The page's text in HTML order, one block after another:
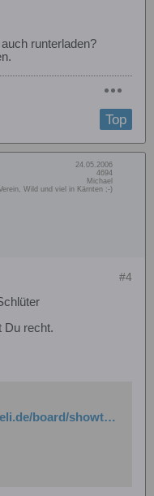
runterladen?
Top
24.05.2006
4694
Michael
Wild und viel in Kärnten ;-)
#4
Du recht.
http://www.rc-heli.de/board/showthread.php?t=127392